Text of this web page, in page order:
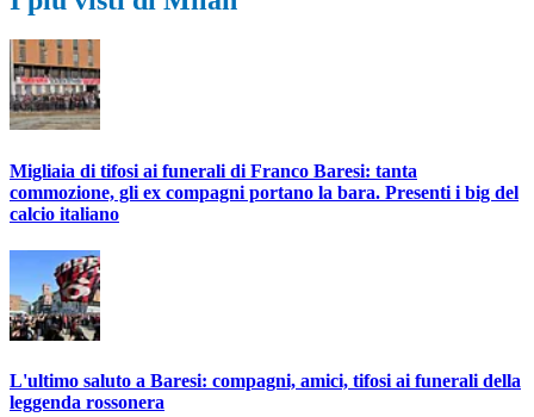
Migliaia di tifosi ai funerali di Franco Baresi: tanta
commozione, gli ex compagni portano la bara. Presenti i big del
calcio italiano
L'ultimo saluto a Baresi: compagni, amici, tifosi ai funerali della
leggenda rossonera